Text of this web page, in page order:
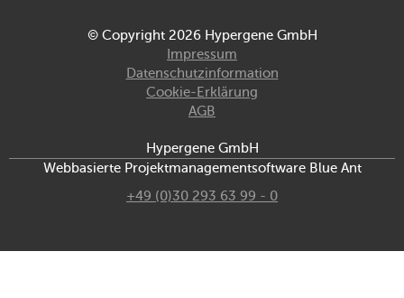
© Copyright 2026 Hypergene GmbH
Impressum
Datenschutzinformation
Cookie-Erklärung
AGB
Hypergene GmbH
Webbasierte Projektmanagementsoftware Blue Ant
+49 (0)30 293 63 99 - 0